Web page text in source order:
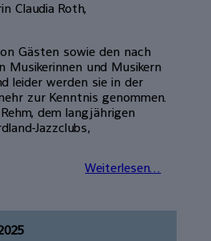
Claudia Roth,
Gästen sowie den nach
Musikerinnen und Musikern
leider werden sie in der
zur Kenntnis genommen.
dem langjährigen
Jazzclubs,
Weiterlesen...